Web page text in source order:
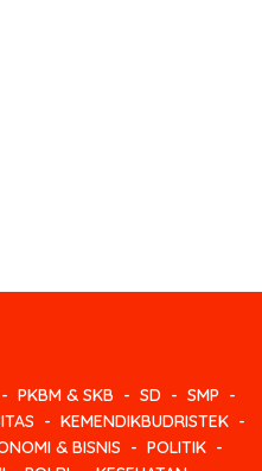
PKBM & SKB SD
SMP
KEMENDIKBUDRISTEK
& BISNIS
POLITIK